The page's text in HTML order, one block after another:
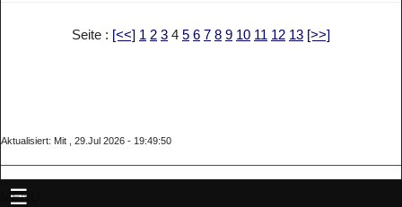
Seite : [<<] 1 2 3 4 5 6 7 8 9 10 11 12 13 [>>]
Aktualisiert: Mit , 29.Jul 2026 - 19:49:50
MENU